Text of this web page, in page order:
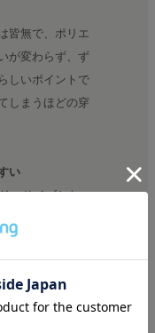
皆無で、ポリエ
が変わらず、ず
しいポイントで
しまうほどの穿
い
ーサイズとな
て頂けるので、
インチの方で
います。